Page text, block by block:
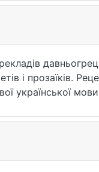
і прозаїків.
української
переклади
(епос, елегія,
прози (байка,